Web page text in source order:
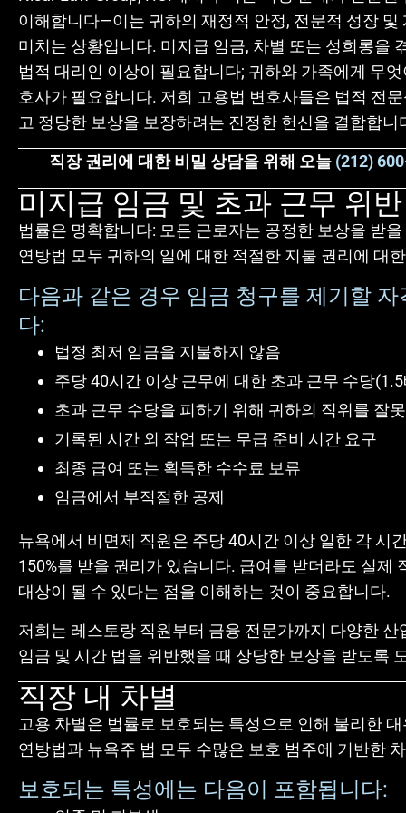
이해합니다—이는 귀하의 재정적 안정, 전문적 성장 및
미치는 상황입니다. 미지급 임금, 차별 또는 성희롱을
법적 대리인 이상이 필요합니다; 귀하와 가족에게 무
호사가 필요합니다. 저희 고용법 변호사들은 법적 전
고 정당한 보상을 보장하려는 진정한 헌신을 결합합니
직장 권리에 대한 비밀 상담을 위해 오늘 (212)
미지급 임금 및 초과 근무 위반
법률은 명확합니다: 모든 근로자는 공정한 보상을 받
연방법 모두 귀하의 일에 대한 적절한 지불 권리에 대
다음과 같은 경우 임금 청구를 제기할
다:
법정 최저 임금을 지불하지 않음
주당 40시간 이상 근무에 대한 초과 근무 수당
초과 근무 수당을 피하기 위해 귀하의 직위를 잘
기록된 시간 외 작업 또는 무급 준비 시간 요구
최종 급여 또는 획득한 수수료 보류
임금에서 부적절한 공제
뉴욕에서 비면제 직원은 주당 40시간 이상 일한 각 시
150%를 받을 권리가 있습니다. 급여를 받더라도 실제
대상이 될 수 있다는 점을 이해하는 것이 중요합니다.
저희는 레스토랑 직원부터 금융 전문가까지 다양한
임금 및 시간 법을 위반했을 때 상당한 보상을 받도록
직장 내 차별
고용 차별은 법률로 보호되는 특성으로 인해 불리한
연방법과 뉴욕주 법 모두 수많은 보호 범주에 기반한
보호되는 특성에는 다음이 포함됩니다: